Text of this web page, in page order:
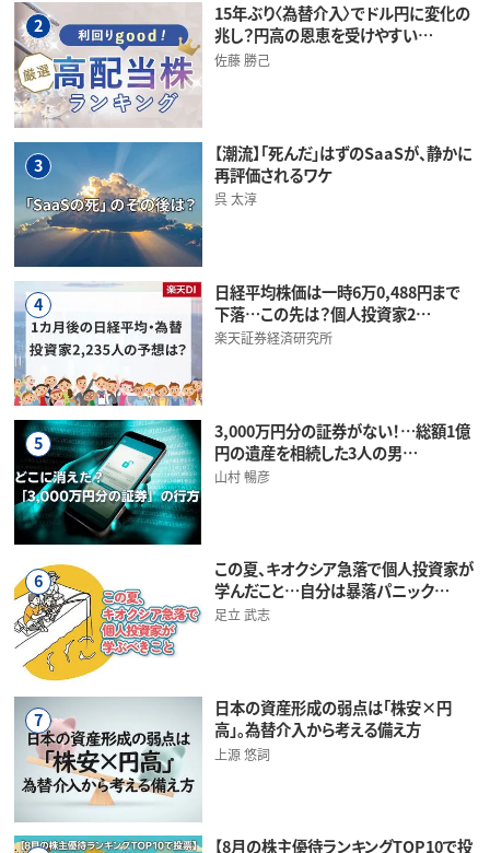
2
15年ぶり〈為替介入〉でドル円に変化の
兆し？円高の恩恵を受けやすい…
佐藤 勝己
3
【潮流】「死んだ」はずのSaaSが、静かに
再評価されるワケ
呉 太淳
4
日経平均株価は一時6万0,488円まで
下落…この先は？個人投資家2…
楽天証券経済研究所
5
3,000万円分の証券がない！…総額1億
円の遺産を相続した3人の男…
山村 暢彦
6
この夏、キオクシア急落で個人投資家が
学んだこと…自分は暴落パニック…
足立 武志
7
日本の資産形成の弱点は「株安×円
高」。為替介入から考える備え方
上源 悠詞
【8月の株主優待ランキングTOP10で投